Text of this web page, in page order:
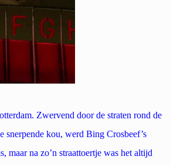
Zwervend door de straten rond de
snerpende kou, werd Bing Crosbeef’s
maar na zo’n straattoertje was het altijd